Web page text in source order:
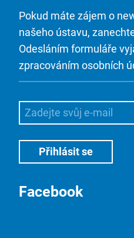
Pokud máte zájem o
našeho ústavu,
Odesláním formuláře
zpracováním osobních
Facebook